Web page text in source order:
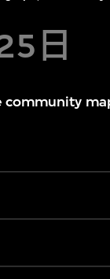
日
community